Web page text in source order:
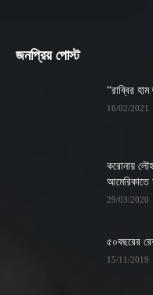
জনপ্রিয় পোস্ট
“রাব্বির
16/02/2021
করোনায়
আমেরিকাতে
29/03/2020
৫০বছরের
15/11/2019